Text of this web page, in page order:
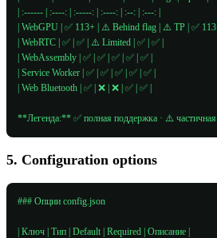
| :------ | :----: | :-----: | :----: | :--: | :---: |
| WebGPU | ✅ 113+ | ⚠️ Behind flag | ⚠️ TP | ✅
| WebRTC | ✅ | ✅ | ⚠️ Limited | ✅ | ✅ |
| WebAssembly | ✅ | ✅ | ✅ | ✅ | ✅ |
| Service Worker | ✅ | ✅ | ✅ | ✅ | ✅ |
| Web Bluetooth | ✅ | ❌ | ❌ | ✅ | ✅ |
**Легенда:** ✅ полная поддержка · ⚠️ частичная
5. Configuration options
### Опции config.json
| Ключ | Тип | Default | Required | Описание |